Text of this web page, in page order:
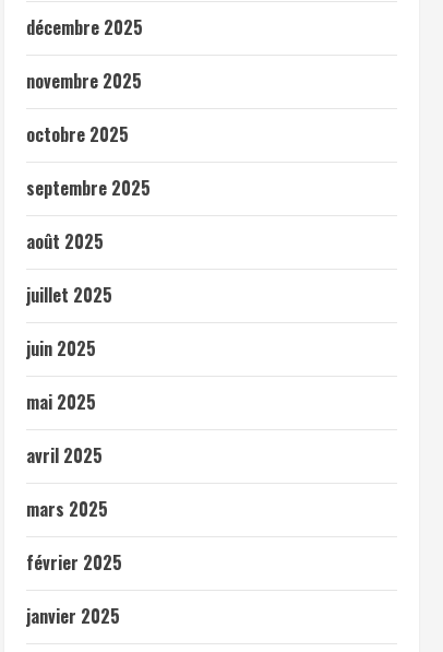
décembre 2025
novembre 2025
octobre 2025
septembre 2025
août 2025
juillet 2025
juin 2025
mai 2025
avril 2025
mars 2025
février 2025
janvier 2025